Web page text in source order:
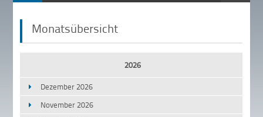
Monatsübersicht
2026
Dezember 2026
November 2026